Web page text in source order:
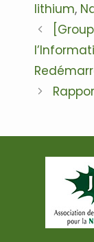
lithium,
des
articles